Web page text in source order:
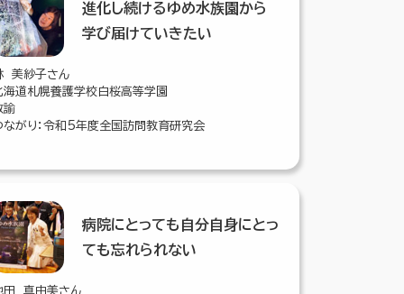
進化し続けるゆめ水族園から
学び届けていきたい
美紗子さん
海道札幌養護学校白桜高等学園
諭
ながり：令和5年度全国訪問教育研究会
病院にとっても自分自身にとっ
ても忘れられない
田 真由美さん